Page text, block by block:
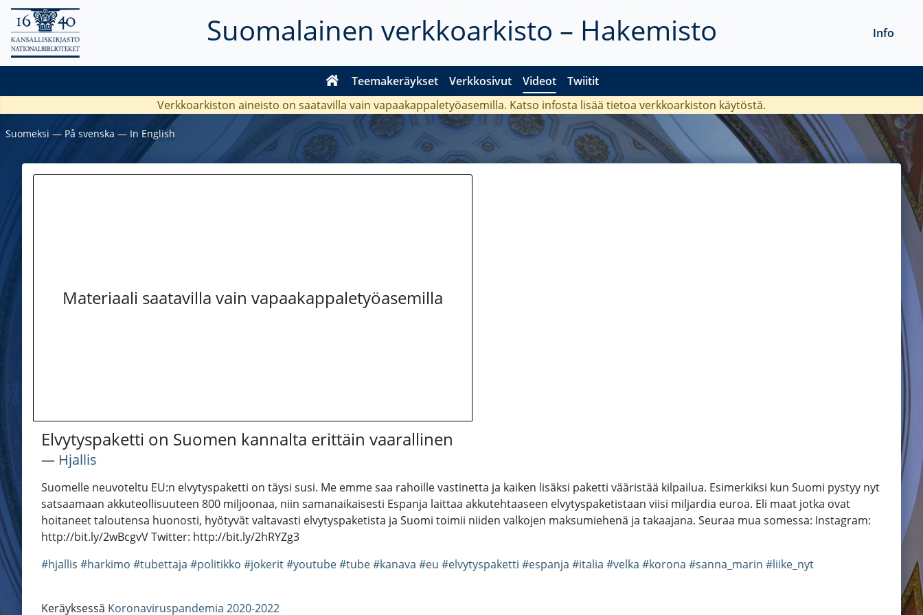
Suomalainen verkkoarkisto – Hakemisto
Teemakeräykset Verkkosivut Videot Twiitit
Info
Verkkoarkiston aineisto on saatavilla vain vapaakappaletyöasemilla. Katso infosta lisää tietoa verkkoarkiston käytöstä.
Suomeksi ― På svenska ― In English
Materiaali saatavilla vain vapaakappaletyöasemilla
Elvytyspaketti on Suomen kannalta erittäin vaarallinen
― Hjallis
Suomelle neuvoteltu EU:n elvytyspaketti on täysi susi. Me emme saa rahoille vastinetta ja kaiken lisäksi paketti vääristää kilpailua. Esimerkiksi kun Suomi pystyy nyt
satsaamaan akkuteollisuuteen 800 miljoonaa, niin samanaikaisesti Espanja laittaa akkutehtaaseen elvytyspaketistaan viisi miljardia euroa. Eli maat jotka ovat
hoitaneet taloutensa huonosti, hyötyvät valtavasti elvytyspaketista ja Suomi toimii niiden valkojen maksumiehenä ja takaajana. Seuraa mua somessa: Instagram:
http://bit.ly/2wBcgvV Twitter: http://bit.ly/2hRYZg3
#hjallis #harkimo #tubettaja #politikko #jokerit#youtube#tube#kanava #eu #elvytyspaketti #espanja #italia #velka #korona #sanna_marin #liike_nyt
Keräyksessä Koronaviruspandemia 2020-2022